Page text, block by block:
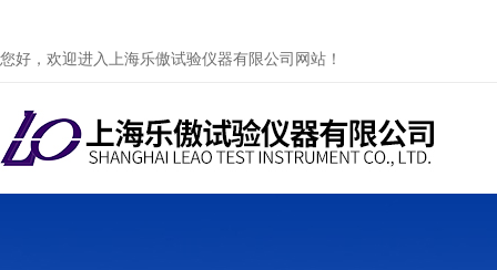
您好，欢迎进入上海乐傲试验仪器有限公司网站！